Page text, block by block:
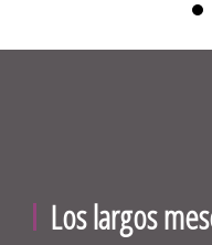
Los largos